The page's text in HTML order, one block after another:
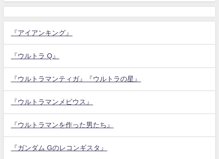
『アイアンキング』
『ウルトラ Q』
『ウルトラマンティガ』『ウルトラの星』
『ウルトラマンメビウス』
『ウルトラマンを作った男たち』
『ガンダム Gのレコンギスタ』